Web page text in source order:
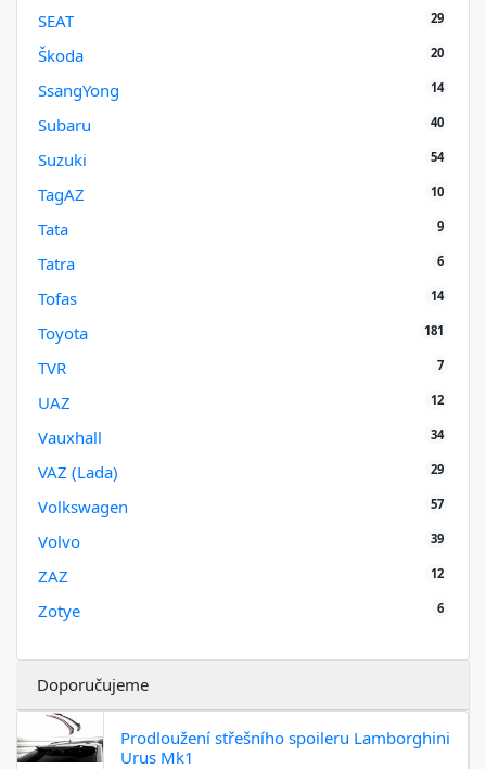
SEAT 29
Škoda 20
SsangYong 14
Subaru 40
Suzuki 54
TagAZ 10
Tata 9
Tatra 6
Tofas 14
Toyota 181
TVR 7
UAZ 12
Vauxhall 34
VAZ (Lada) 29
Volkswagen 57
Volvo 39
ZAZ 12
Zotye 6
Doporučujeme
Prodloužení střešního spoileru Lamborghini
Urus Mk1